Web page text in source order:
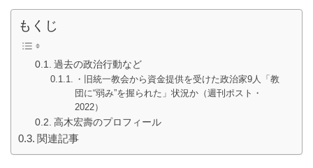
もくじ
過去の政治行動など
・旧統一教会から資金提供を受けた政治家9人「教
団に“弱み”を握られた」状況か（週刊ポスト・
2022）
高木宏壽のプロフィール
関連記事